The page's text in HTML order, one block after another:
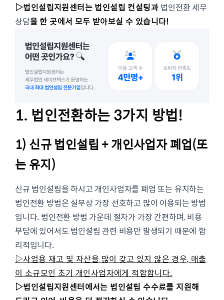
▷법인설립지원센터는 법인설립 컨설팅과 법인전환 세무
상담을 한 곳에서 모두 받아보실 수 있습니다!
1. 법인전환하는 3가지 방법!
1) 신규 법인설립 + 개인사업자 폐업(또
는 유지)
신규 법인설립을 하시고 개인사업자를 폐업 또는 유지하는
법인전환 방법은 실무상 가장 선호하고 많이 이용되는 방법
입니다. 법인전환 방법 가운데 절차가 가장 간편하며, 비용
부담에 있어서도 법인설립 관련 비용만 발생되기 때문에 합
리적입니다.
▷사업용 재고 및 자산을 많이 갖고 있지 않은 경우, 매출
이 소규모인 초기 개인사업자에게 적합합니다.
▷법인설립지원센터에서는 법인설립 수수료를 지원해